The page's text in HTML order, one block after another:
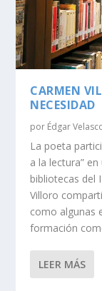
CARMEN
NECESIDAD
por Édgar
La poeta
a la lectura”
bibliotecas del
Villoro
como algunas
formación
LEER MÁS